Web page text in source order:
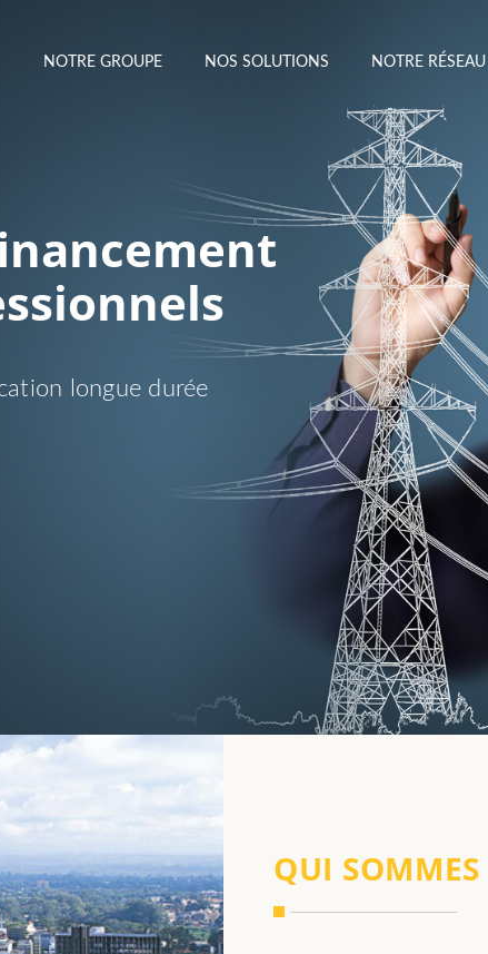
NOTRE GROUPE NOS SOLUTIONS NOTRE RÉSEAU
longue durée
QUI SOMMES